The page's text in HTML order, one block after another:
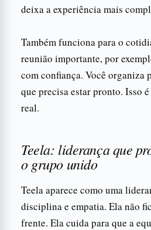
deixa a experiência mais
Também funciona para o
reunião importante, por
com confiança. Você organiza
que precisa estar pronto. Isso
real.
Teela: liderança que
o grupo unido
Teela aparece como uma
disciplina e empatia. Ela não
frente. Ela cuida para que a